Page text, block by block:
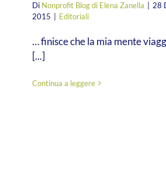
Di Nonprofit Blog di Elena Zanella
28
2015
Editoriali
… finisce che la mia mente
[...]
Continua a leggere